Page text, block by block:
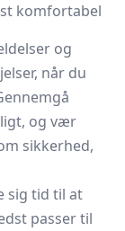
komfortabel
og
når du
og vær
sikkerhed,
sig tid til at
passer til